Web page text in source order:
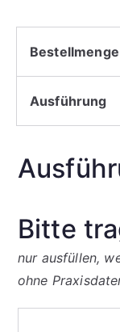
Bestellmenge
Ausführung
Bitte
nur ausfüllen,
ohne